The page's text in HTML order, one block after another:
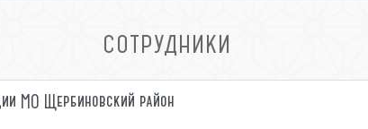
СОТРУДНИКИ
МО Щербиновский район